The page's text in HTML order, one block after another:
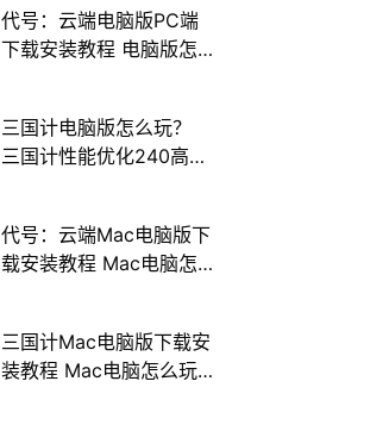
代号：云端电脑版PC端
下载安装教程 电脑版怎
三国计电脑版怎么玩？
三国计性能优化240高帧
代号：云端Mac电脑版下
载安装教程 Mac电脑怎
三国计Mac电脑版下载安
装教程 Mac电脑怎么玩